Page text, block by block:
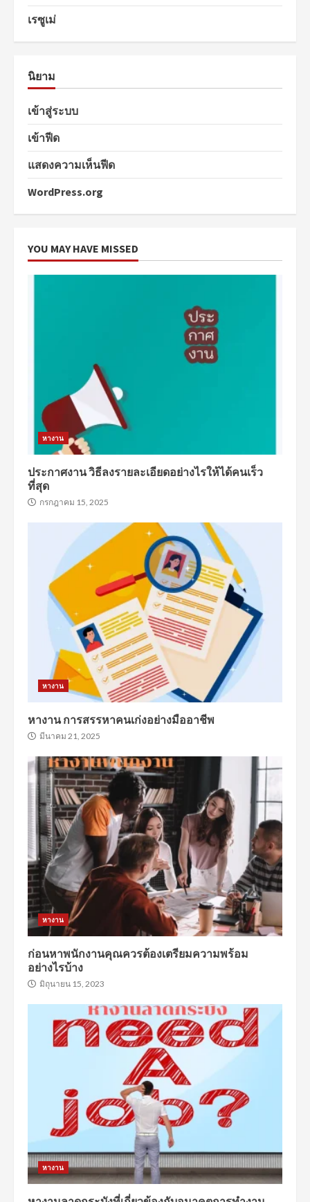
เรซูเม่
นิยาม
เข้าสู่ระบบ
เข้าฟีด
แสดงความเห็นฟีด
WordPress.org
YOU MAY HAVE MISSED
หางาน
ประกาศงาน วิธีลงรายละเอียดอย่างไรให้ได้คนเร็ว
ที่สุด
กรกฎาคม 15, 2025
หางาน
หางาน การสรรหาคนเก่งอย่างมืออาชีพ
มีนาคม 21, 2025
หางาน
ก่อนหาพนักงานคุณควรต้องเตรียมความพร้อม
อย่างไรบ้าง
มิถุนายน 15, 2023
หางาน